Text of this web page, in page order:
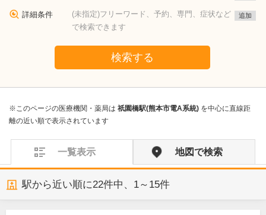
詳細条件
(未指定)フリーワード、予約、専門、症状など
で検索できます
追加
検索する
※このページの医療機関・薬局は 祇園橋駅(熊本市電A系統) を中心に直線距
離の近い順で表示されています
一覧表示 地図で検索
駅から近い順に22件中、 1～15件